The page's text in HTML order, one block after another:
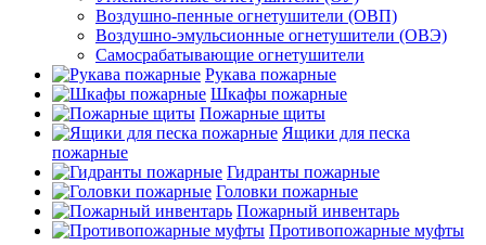
Воздушно-пенные огнетушители (ОВП)
Воздушно-эмульсионные огнетушители (ОВЭ)
Самосрабатывающие огнетушители
Рукава пожарные
Шкафы пожарные
Пожарные щиты
Ящики для песка
пожарные
Гидранты пожарные
Головки пожарные
Пожарный инвентарь
Противопожарные муфты